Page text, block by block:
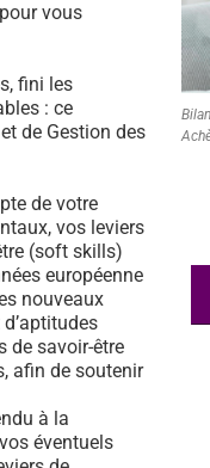
vous
fini les
: ce
de Gestion des
de votre
vos leviers
(soft skills)
européenne
nouveaux
de savoir-être
afin de soutenir
à la
éventuels